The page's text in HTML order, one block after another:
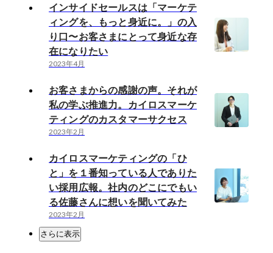
インサイドセールスは「マーケテ
ィングを、もっと身近に。」の入
り口〜お客さまにとって身近な存
在になりたい
2023年4月
お客さまからの感謝の声。それが
私の学ぶ推進力。カイロスマーケ
ティングのカスタマーサクセス
2023年2月
カイロスマーケティングの「ひ
と」を１番知っている人でありた
い採用広報。社内のどこにでもい
る佐藤さんに想いを聞いてみた
2023年2月
さらに表示